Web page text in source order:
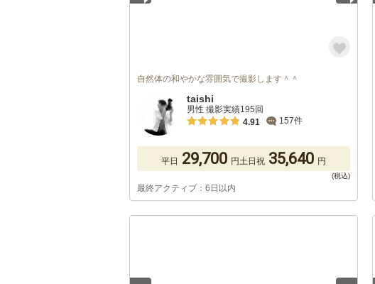
自然体の和やかな雰囲気で撮影します＾＾
taishi
男性 撮影実績195回
4.91
157件
平日 29,700 円土日祝 35,640 円
最終アクティブ：6日以内